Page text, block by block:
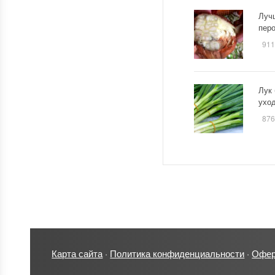
перо
Лук
Карта сайта· Политика конфиденциальности ·